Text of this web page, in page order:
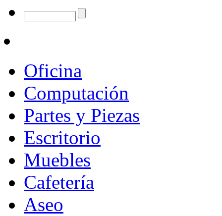
Oficina
Computación
Partes y Piezas
Escritorio
Muebles
Cafetería
Aseo